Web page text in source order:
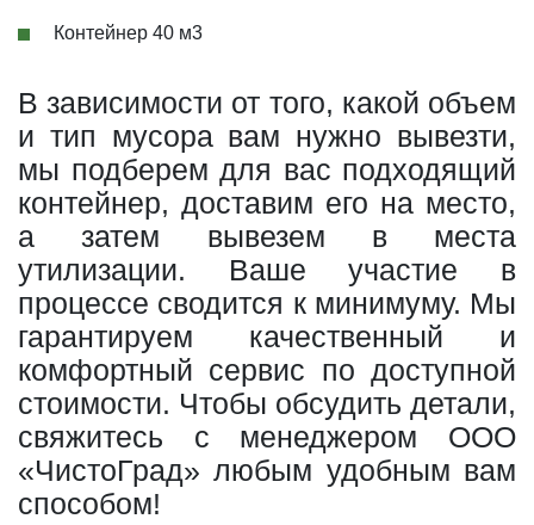
Контейнер 40 м3
В зависимости от того, какой объем
и тип мусора вам нужно вывезти,
мы подберем для вас подходящий
контейнер, доставим его на место,
а затем вывезем в места
утилизации. Ваше участие в
процессе сводится к минимуму. Мы
гарантируем качественный и
комфортный сервис по доступной
стоимости. Чтобы обсудить детали,
свяжитесь с менеджером ООО
«ЧистоГрад» любым удобным вам
способом!